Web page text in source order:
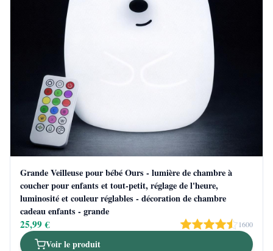
Grande Veilleuse pour bébé Ours - lumière de chambre à
coucher pour enfants et tout-petit, réglage de l'heure,
luminosité et couleur réglables - décoration de chambre
cadeau enfants - grande
25,99 € 1600
Voir le produit